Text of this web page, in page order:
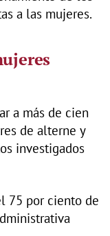
a las mujeres.
a más de cien
de alterne y
investigados
75 por ciento de